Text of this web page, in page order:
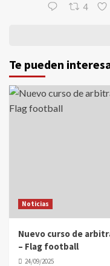
4
Te pueden
Noticias
Nuevo curso de
– Flag football
24/09/2025